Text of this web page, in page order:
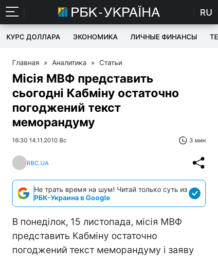
RU
КУРС ДОЛЛАРА ЭКОНОМИКА ЛИЧНЫЕ ФИНАНСЫ
Главная » Аналитика » Статьи
Місія МВФ представить
сьогодні Кабміну остаточно
погоджений текст
меморандуму
16:30 14.11.2010 Вс 3 мин
RBC.UA
Не трать время на шум! Читай только суть из
РБК-Украина в Google
В понеділок, 15 листопада, місія МВФ
представить Кабміну остаточно
погоджений текст меморандуму і заяву